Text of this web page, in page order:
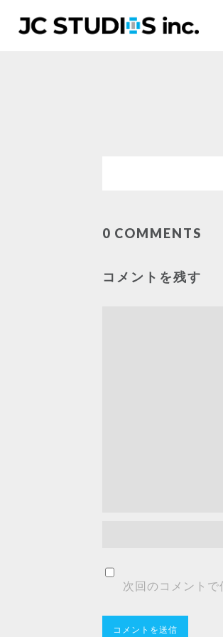
0 COMMENTS
コメントを残す
次回のコメント